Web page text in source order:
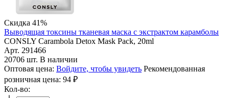
Скидка 41%
Выводящая токсины тканевая маска с экстрактом карамболы
CONSLY Carambola Detox Mask Pack, 20ml
Арт. 291466
20706 шт. В наличии
Оптовая цена: Войдите, чтобы увидеть Рекомендованная
розничная цена: 94 ₽
Кол-во: